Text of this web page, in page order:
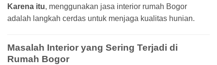
Karena itu, menggunakan jasa interior rumah Bogor
adalah langkah cerdas untuk menjaga kualitas hunian.
Masalah Interior yang Sering Terjadi di
Rumah Bogor